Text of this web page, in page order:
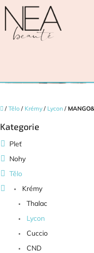
Domů
/ Tělo / Krémy / Lycon /
Přeskočit kategorie
Kategorie
Pleť
Nohy
Tělo
Krémy
Thalac
Lycon
Cuccio
CND